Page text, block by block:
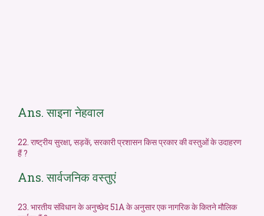
Ans. साइना नेहवाल
22. राष्ट्रीय सुरक्षा, सड़कें, सरकारी प्रशासन किस प्रकार की वस्तुओं के उदाहरण
हैं ?
Ans. सार्वजनिक वस्तुएं
23. भारतीय संविधान के अनुच्छेद 51A के अनुसार एक नागरिक के कितने मौलिक